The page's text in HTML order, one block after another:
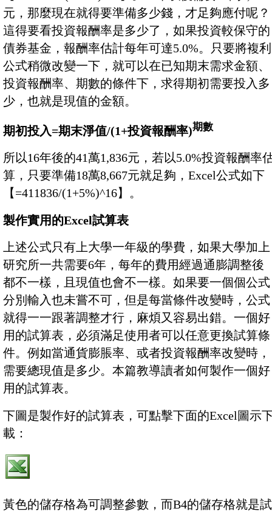
元，那麼現在就得要準備多少錢，才足夠應付呢？
這得要看投資報酬率是多少了，如果投資較保守的
債券基金，報酬率估計每年可達5.0%。只要將複利
公式稍微改變一下，就可以在已知期末需求金額、
投資報酬率、期數的條件下，求得期初需要投入多
少，也就是現值的金額。
期初投入=期末淨值/(1+投資報酬率)期數
所以16年後的41萬1,836元，若以5.0%投資報酬率
算，只要準備18萬8,667元就足夠，Excel公式如下
【=411836/(1+5%)^16】。
製作實用的Excel試算表
上述公式只有上大學一年級的學費，如果大學加上
研究所一共需要6年，每年的費用經過通膨調整後
都不一樣，且現值也會不一樣。如果要一個個公式
分別輸入也未嘗不可，但是每當條件改變時，公式
就得一一跟著調整才行，麻煩又容易出錯。一個好
用的試算表，必須滿足使用者可以任意更換試算條
件。例如當通貨膨脹率、或者投資報酬率改變時，
需要總現值是多少。本篇教導讀者如何製作一個好
用的試算表。
下圖是製作好的試算表，可點擊下面的Excel圖示
載：
黃色的儲存格為可調整參數，而B4的儲存格就是試